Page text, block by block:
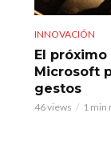
INNOVACIÓN
El
Microsoft
gestos
46 views 1 min